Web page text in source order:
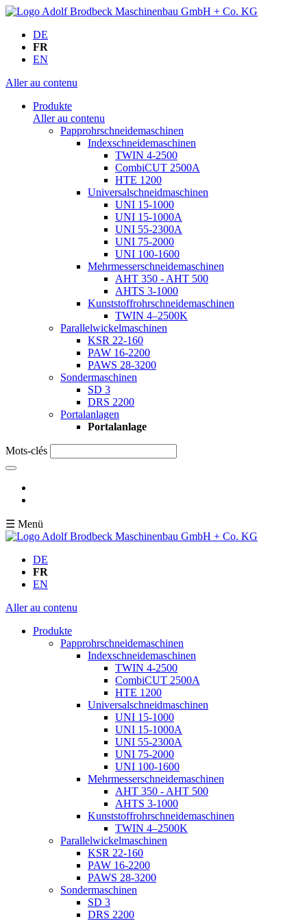
DE
FR
EN
Aller au contenu
Produkte
Aller au contenu
Papprohrschneidemaschinen
Indexschneidemaschinen
TWIN 4-2500
CombiCUT 2500A
HTE 1200
Universalschneidmaschinen
UNI 15-1000
UNI 15-1000A
UNI 55-2300A
UNI 75-2000
UNI 100-1600
Mehrmesserschneidemaschinen
AHT 350 - AHT 500
AHTS 3-1000
Kunststoffrohrschneidemaschinen
TWIN 4–2500K
Parallelwickelmaschinen
KSR 22-160
PAW 16-2200
PAWS 28-3200
Sondermaschinen
SD 3
DRS 2200
Portalanlagen
Portalanlage
Mots-clés
☰ Menü
DE
FR
EN
Aller au contenu
Produkte
Papprohrschneidemaschinen
Indexschneidemaschinen
TWIN 4-2500
CombiCUT 2500A
HTE 1200
Universalschneidmaschinen
UNI 15-1000
UNI 15-1000A
UNI 55-2300A
UNI 75-2000
UNI 100-1600
Mehrmesserschneidemaschinen
AHT 350 - AHT 500
AHTS 3-1000
Kunststoffrohrschneidemaschinen
TWIN 4–2500K
Parallelwickelmaschinen
KSR 22-160
PAW 16-2200
PAWS 28-3200
Sondermaschinen
SD 3
DRS 2200